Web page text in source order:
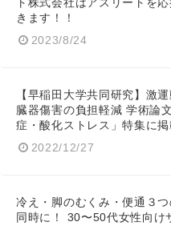
ト株式会社はアスリートを
きます！！
2023/8/24
【早稲田大学共同研究】激
臓器傷害の負担軽減 学術論
症・酸化ストレス」特集に掲
2022/12/27
冷え・脚のむくみ・便通３
同時に！ 30〜50代女性向け